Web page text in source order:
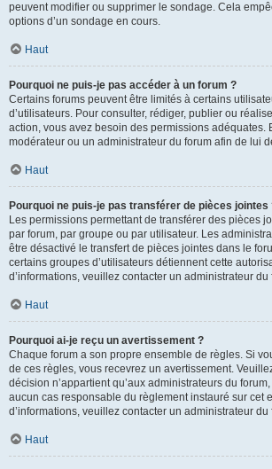
peuvent modifier ou supprimer le sondage. Cela
options d’un sondage en cours.
Haut
Pourquoi ne puis-je pas accéder à un forum ?
Certains forums peuvent être limités à certains
d’utilisateurs. Pour consulter, rédiger, publier ou
action, vous avez besoin des permissions adéquates.
modérateur ou un administrateur du forum afin de lui
Haut
Pourquoi ne puis-je pas transférer de pièces jointes
Les permissions permettant de transférer des pièces
par forum, par groupe ou par utilisateur. Les
être désactivé le transfert de pièces jointes dans le
certains groupes d’utilisateurs détiennent cette
d’informations, veuillez contacter un administrateur du
Haut
Pourquoi ai-je reçu un avertissement ?
Chaque forum a son propre ensemble de règles. Si
de ces règles, vous recevrez un avertissement.
décision n’appartient qu’aux administrateurs du
aucun cas responsable du règlement instauré sur cet
d’informations, veuillez contacter un administrateur du
Haut